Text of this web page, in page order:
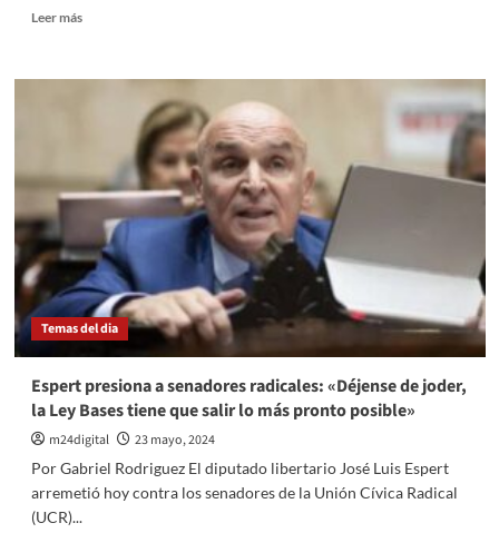
Leer másLeer
El
firme:
Radicales
cambian
de
postura
y
fortalecen
al
Temas del dia
Espert presiona a senadores radicales: «Déjense de joder,
la Ley Bases tiene que salir lo más pronto posible»
m24digital
23 mayo, 2024
Por Gabriel Rodriguez El diputado libertario José Luis Espert
arremetió hoy contra los senadores de la Unión Cívica Radical
(UCR)...